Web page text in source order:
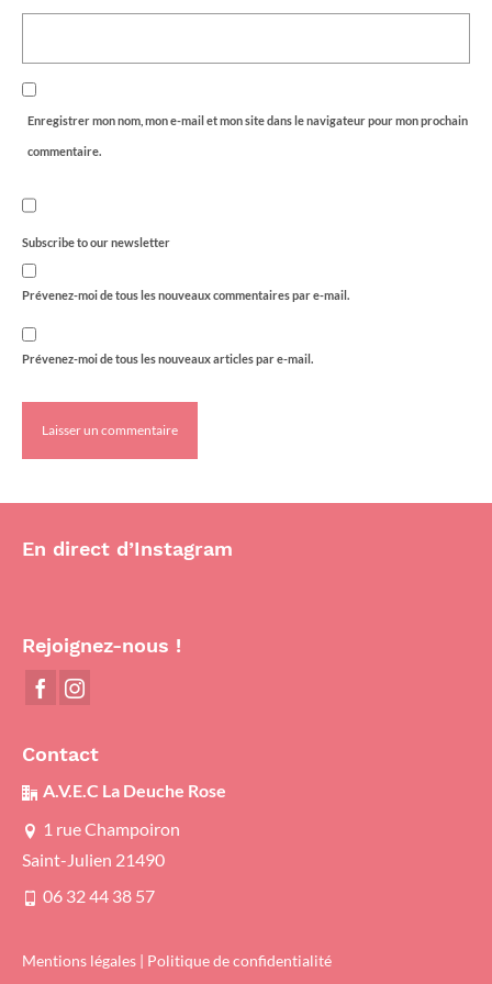
Enregistrer mon nom, mon e-mail et mon site dans le navigateur pour mon prochain
commentaire.
Subscribe to our newsletter
Prévenez-moi de tous les nouveaux commentaires par e-mail.
Prévenez-moi de tous les nouveaux articles par e-mail.
En direct d’Instagram
Rejoignez-nous !
Contact
A.V.E.C La Deuche Rose
1 rue Champoiron
Saint-Julien 21490
06 32 44 38 57
Mentions légales Politique de confidentialité